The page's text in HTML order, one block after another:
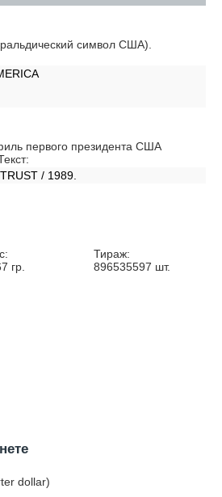
символ США).
первого президента США
/ 1989.
гр.
Тираж:
896535597 шт.
dollar)